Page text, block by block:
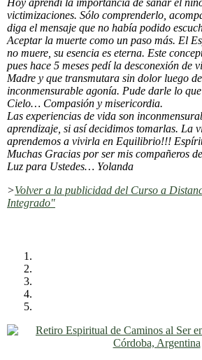
Hoy aprendí la importancia de sanar el
victimizaciones. Sólo comprenderlo,
diga el mensaje que no había podido
Aceptar la muerte como un paso más. El
no muere, su esencia es eterna. Este
pues hace 5 meses pedí la desconexión de
Madre y que transmutara sin dolor luego
inconmensurable agonía. Pude darle lo
Cielo… Compasión y misericordia.
Las experiencias de vida son
aprendizaje, si así decidimos tomarlas. La
aprendemos a vivirla en Equilibrio!!!
Muchas Gracias por ser mis compañeros
Luz para Ustedes… Yolanda
>Volver a la publicidad del Curso a
Integrado"